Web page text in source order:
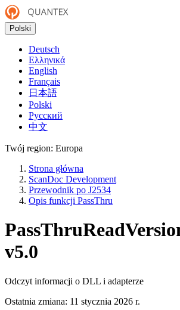
Polski
Deutsch
Ελληνικά
English
Français
日本語
Polski
Русский
中文
Twój region: Europa
Strona główna
ScanDoc Development
Przewodnik po J2534
Opis funkcji PassThru
v5.0
Odczyt informacji o DLL i adapterze
Ostatnia zmiana: 11 stycznia 2026 r.